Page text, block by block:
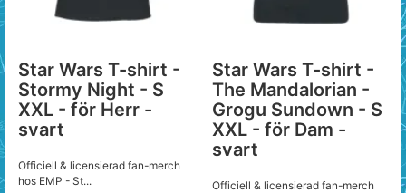
Star Wars T-shirt -
Stormy Night - S
XXL - för Herr -
svart
Officiell & licensierad fan-merch
hos EMP - St...
Star Wars T-shirt -
The Mandalorian -
Grogu Sundown - S
XXL - för Dam -
svart
Officiell & licensierad fan-merch